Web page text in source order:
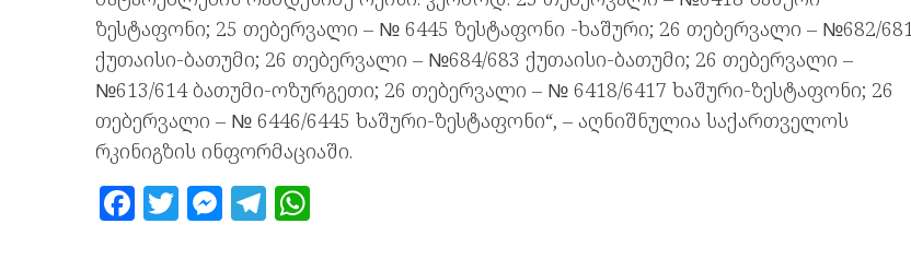
ზესტაფონი; 25 თებერვალი – № 6445 ზესტაფონი -ხაშური; 26 თებერვალი – №682/681
ქუთაისი-ბათუმი; 26 თებერვალი – №684/683 ქუთაისი-ბათუმი; 26 თებერვალი –
№613/614 ბათუმი-ოზურგეთი; 26 თებერვალი – № 6418/6417 ხაშური-ზესტაფონი; 26
თებერვალი – № 6446/6445 ხაშური-ზესტაფონი“, – აღნიშნულია საქართველოს
რკინიგზის ინფორმაციაში.
F T M T